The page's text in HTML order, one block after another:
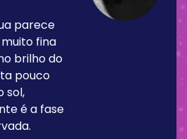
parece
fina
brilho do
pouco
sol,
é a fase